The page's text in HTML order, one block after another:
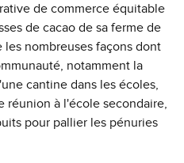
de commerce équitable
de cacao de sa ferme de
nombreuses façons dont
notamment la
cantine dans les écoles,
réunion à l'école secondaire,
pour pallier les pénuries